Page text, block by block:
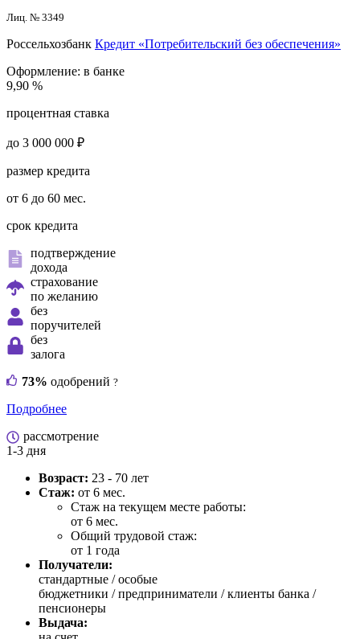
Лиц. № 3349
Россельхозбанк Кредит «Потребительский без обеспечения»
Оформление: в банке
9,90 %
процентная ставка
до 3 000 000 ₽
размер кредита
от 6 до 60 мес.
срок кредита
подтверждение
дохода
страхование
по желанию
без
поручителей
без
залога
73% одобрений ?
Подробнее
рассмотрение
1-3 дня
Возраст: 23 - 70 лет
Стаж: от 6 мес.
Стаж на текущем месте работы:
от 6 мес.
Общий трудовой стаж:
от 1 года
Получатели:
стандартные /особые
бюджетники / предприниматели / клиенты банка /
пенсионеры
Выдача: